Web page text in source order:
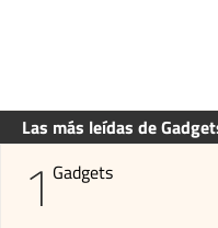
Las más leídas de
1 Gadgets